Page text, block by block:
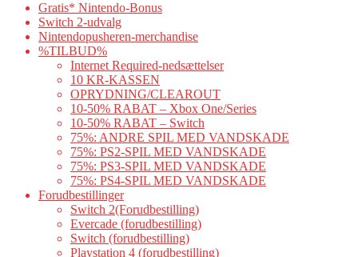
Gratis* Nintendo-Bonus
Switch 2-udvalg
Nintendopusheren-merchandise
%TILBUD%
Internet Required-nedsættelser
10 KR-KASSEN
OPRYDNING/CLEAROUT
10-50% RABAT – Xbox One/Series
10-50% RABAT – Switch
75%: ANDRE SPIL MED VANDSKADE
75%: PS2-SPIL MED VANDSKADE
75%: PS3-SPIL MED VANDSKADE
75%: PS4-SPIL MED VANDSKADE
Forudbestillinger
Switch 2(Forudbestilling)
Evercade (forudbestilling)
Switch (forudbestilling)
Playstation 4 (forudbestilling)